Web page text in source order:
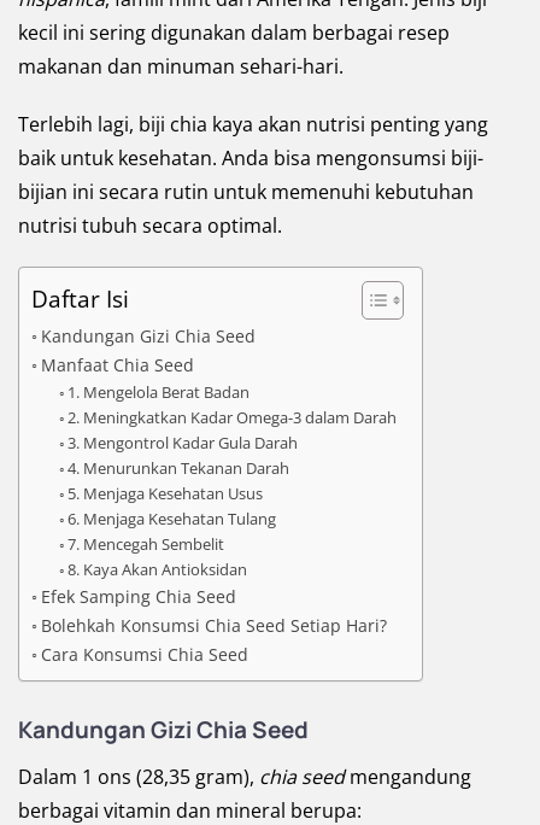
kecil ini sering digunakan dalam berbagai resep
makanan dan minuman sehari-hari.
Terlebih lagi, biji chia kaya akan nutrisi penting yang
baik untuk kesehatan. Anda bisa mengonsumsi biji-
bijian ini secara rutin untuk memenuhi kebutuhan
nutrisi tubuh secara optimal.
Daftar Isi
Kandungan Gizi Chia Seed
Manfaat Chia Seed
1. Mengelola Berat Badan
2. Meningkatkan Kadar Omega-3 dalam Darah
3. Mengontrol Kadar Gula Darah
4. Menurunkan Tekanan Darah
5. Menjaga Kesehatan Usus
6. Menjaga Kesehatan Tulang
7. Mencegah Sembelit
8. Kaya Akan Antioksidan
Efek Samping Chia Seed
Bolehkah Konsumsi Chia Seed Setiap Hari?
Cara Konsumsi Chia Seed
Kandungan Gizi Chia Seed
Dalam 1 ons (28,35 gram), chia seedmengandung
berbagai vitamin dan mineral berupa: